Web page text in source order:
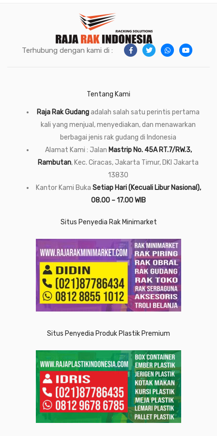
Terhubung dengan kami di :
Tentang Kami
Raja Rak Gudangadalah salah satu perintis pertama
kali yang menjual, menyediakan, dan menawarkan
berbagai jenis rak gudang di Indonesia
Alamat Kami : Jalan Mastrip No. 45A RT.7/RW.3,
Rambutan, Kec. Ciracas, Jakarta Timur, DKI Jakarta
13830
Kantor Kami Buka Setiap Hari (Kecuali Libur Nasional),
08.00 – 17.00 WIB
Situs Penyedia Rak Minimarket
Situs Penyedia Produk Plastik Premium